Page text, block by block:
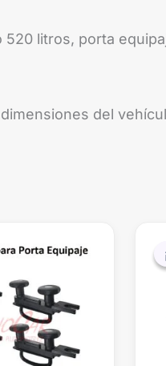
litros, porta
del